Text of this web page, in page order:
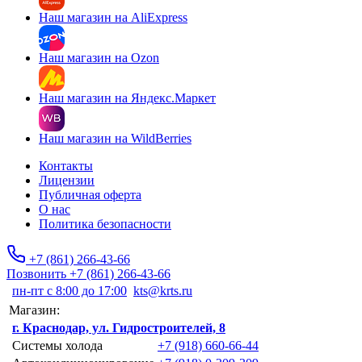
Наш магазин на AliExpress
Наш магазин на Ozon
Наш магазин на Яндекс.Маркет
Наш магазин на WildBerries
Контакты
Лицензии
Публичная оферта
О нас
Политика безопасности
+7 (861) 266-43-66
Позвонить +7 (861) 266-43-66
пн-пт с 8:00 до 17:00 kts@krts.ru
Магазин:
г. Краснодар, ул. Гидростроителей, 8
Системы холода
+7 (918) 660-66-44